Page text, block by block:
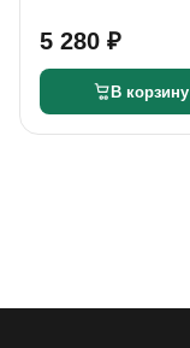
5 280 ₽
В корзину